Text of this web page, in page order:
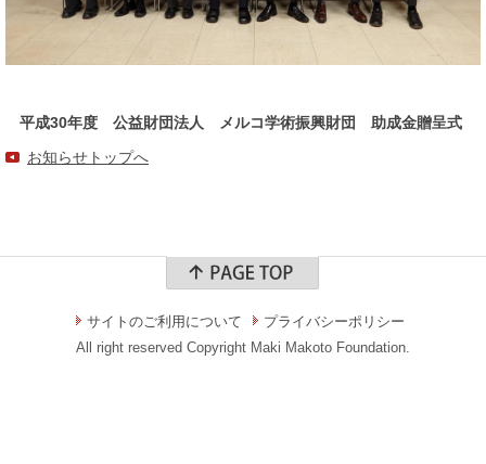
平成30年度 公益財団法人 メルコ学術振興財団 助成金贈呈式
お知らせトップへ
サイトのご利用について
プライバシーポリシー
All right reserved Copyright Maki Makoto Foundation.